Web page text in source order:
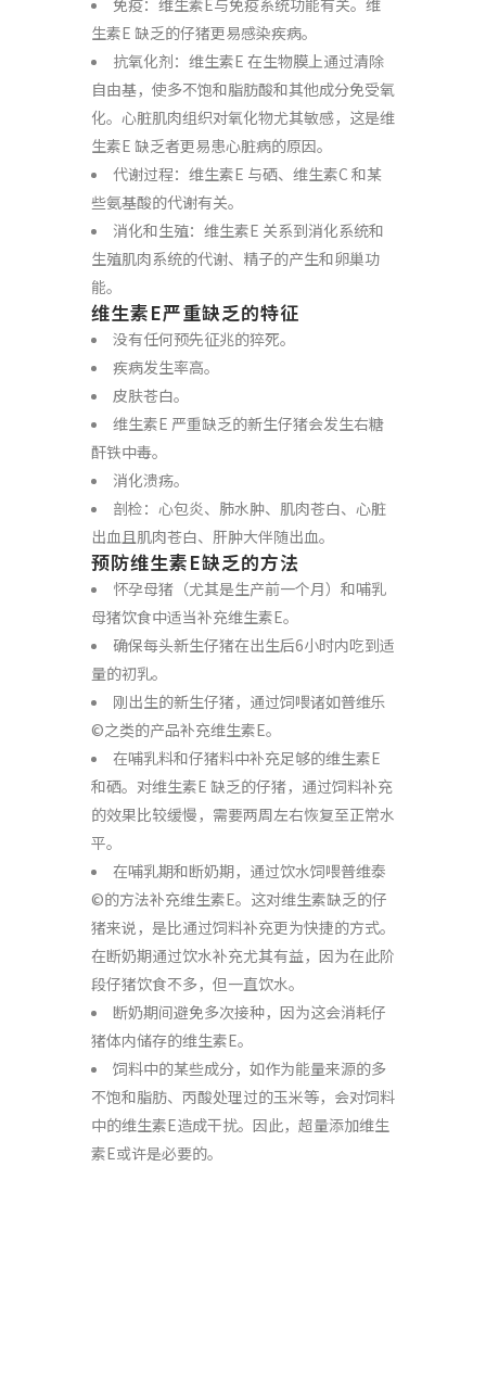
免疫：维生素E与免疫系统功能有关。维
生素E 缺乏的仔猪更易感染疾病。
抗氧化剂：维生素E 在生物膜上通过清除
自由基，使多不饱和脂肪酸和其他成分免受氧
化。心脏肌肉组织对氧化物尤其敏感，这是维
生素E 缺乏者更易患心脏病的原因。
代谢过程：维生素E 与硒、维生素C 和某
些氨基酸的代谢有关。
消化和生殖：维生素E 关系到消化系统和
生殖肌肉系统的代谢、精子的产生和卵巢功
能。
维生素E严重缺乏的特征
没有任何预先征兆的猝死。
疾病发生率高。
皮肤苍白。
维生素E 严重缺乏的新生仔猪会发生右糖
酐铁中毒。
消化溃疡。
剖检：心包炎、肺水肿、肌肉苍白、心脏
出血且肌肉苍白、肝肿大伴随出血。
预防维生素E缺乏的方法
怀孕母猪（尤其是生产前一个月）和哺乳
母猪饮食中适当补充维生素E。
确保每头新生仔猪在出生后6小时内吃到适
量的初乳。
刚出生的新生仔猪，通过饲喂诸如普维乐
©之类的产品补充维生素E。
在哺乳料和仔猪料中补充足够的维生素E
和硒。对维生素E 缺乏的仔猪，通过饲料补充
的效果比较缓慢，需要两周左右恢复至正常水
平。
在哺乳期和断奶期，通过饮水饲喂普维泰
©的方法补充维生素E。这对维生素缺乏的仔
猪来说，是比通过饲料补充更为快捷的方式。
在断奶期通过饮水补充尤其有益，因为在此阶
段仔猪饮食不多，但一直饮水。
断奶期间避免多次接种，因为这会消耗仔
猪体内储存的维生素E。
饲料中的某些成分，如作为能量来源的多
不饱和脂肪、丙酸处理过的玉米等，会对饲料
中的维生素E造成干扰。因此，超量添加维生
素E或许是必要的。